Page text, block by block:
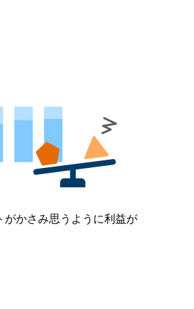
がかさみ思うように利益が